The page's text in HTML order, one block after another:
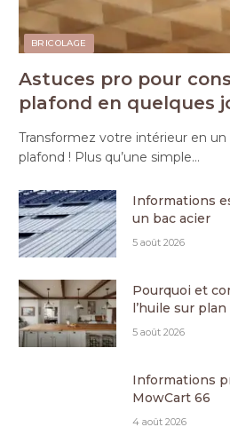
BRICOLAGE
Astuces pro pour
plafond en quelques
Transformez votre intérieur en
plafond ! Plus qu’une simple…
Informations
un bac acier
5 août 2026
Pourquoi et
l’huile sur
5 août 2026
Informations
MowCart 66
4 août 2026